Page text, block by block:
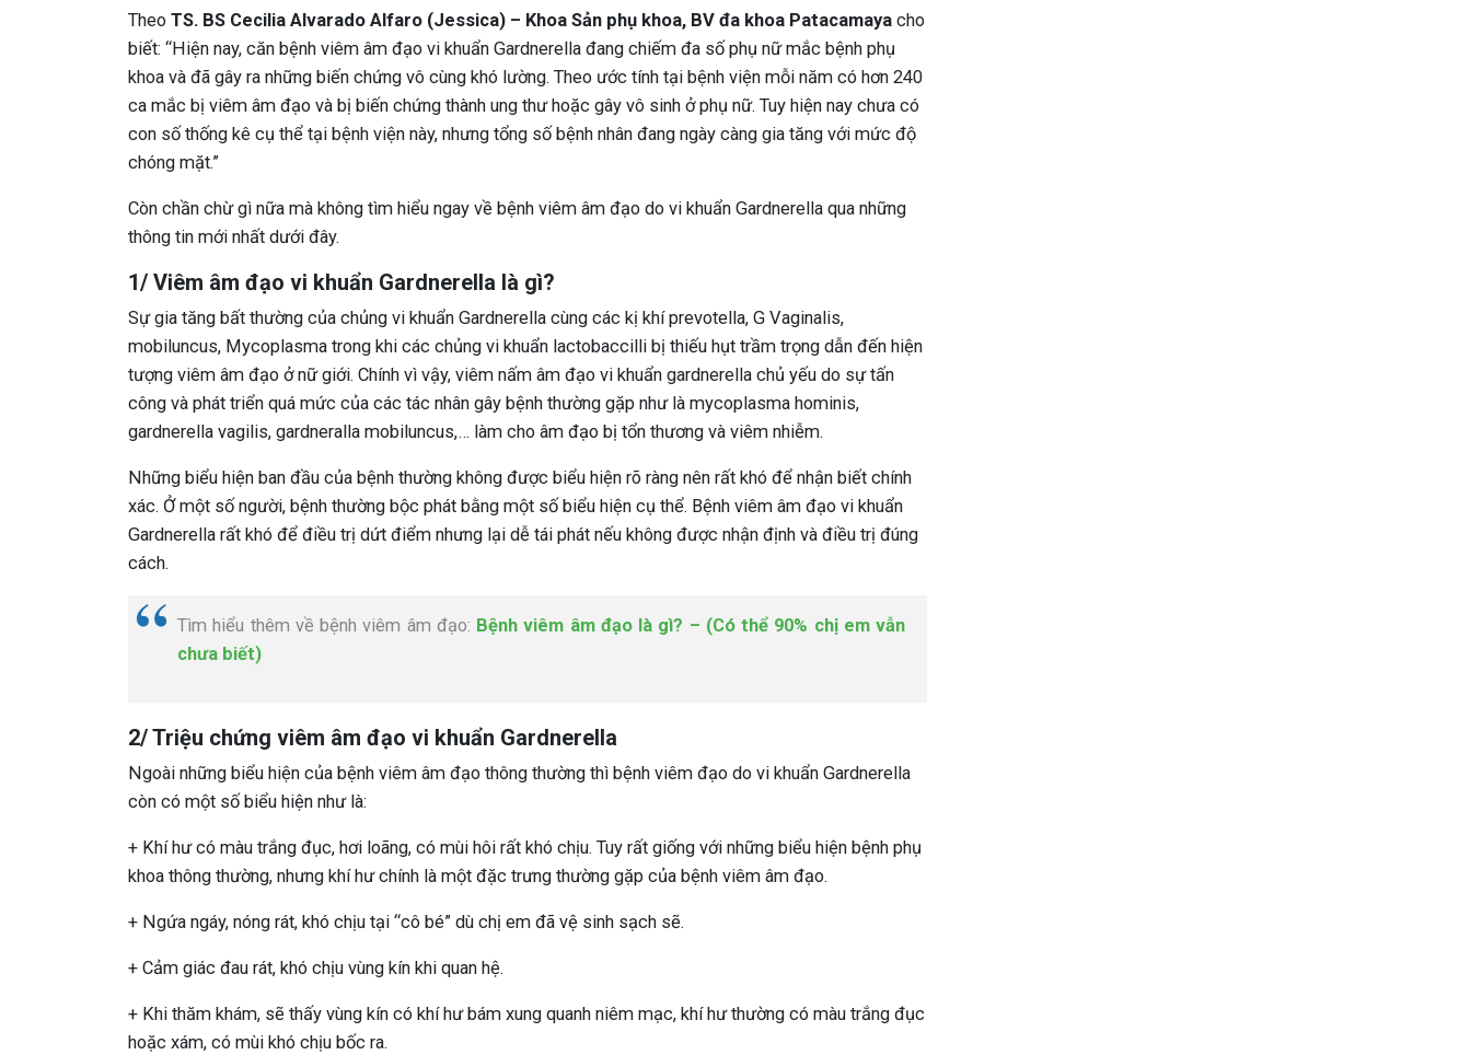
Theo TS. BS Cecilia Alvarado Alfaro (Jessica) – Khoa Sản phụ khoa, BV đa khoa Patacamaya cho
biết: “Hiện nay, căn bệnh viêm âm đạo vi khuẩn Gardnerella đang chiếm đa số phụ nữ mắc bệnh phụ
khoa và đã gây ra những biến chứng vô cùng khó lường. Theo ước tính tại bệnh viện mỗi năm có hơn 240
ca mắc bị viêm âm đạo và bị biến chứng thành ung thư hoặc gây vô sinh ở phụ nữ. Tuy hiện nay chưa có
con số thống kê cụ thể tại bệnh viện này, nhưng tổng số bệnh nhân đang ngày càng gia tăng với mức độ
chóng mặt.”
Còn chần chừ gì nữa mà không tìm hiểu ngay về bệnh viêm âm đạo do vi khuẩn Gardnerella qua những
thông tin mới nhất dưới đây.
1/ Viêm âm đạo vi khuẩn Gardnerella là gì?
Sự gia tăng bất thường của chủng vi khuẩn Gardnerella cùng các kị khí prevotella, G Vaginalis,
mobiluncus, Mycoplasma trong khi các chủng vi khuẩn lactobaccilli bị thiếu hụt trầm trọng dẫn đến hiện
tượng viêm âm đạo ở nữ giới. Chính vì vậy, viêm nấm âm đạo vi khuẩn gardnerella chủ yếu do sự tấn
công và phát triển quá mức của các tác nhân gây bệnh thường gặp như là mycoplasma hominis,
gardnerella vagilis, gardneralla mobiluncus,… làm cho âm đạo bị tổn thương và viêm nhiễm.
Những biểu hiện ban đầu của bệnh thường không được biểu hiện rõ ràng nên rất khó để nhận biết chính
xác. Ở một số người, bệnh thường bộc phát bằng một số biểu hiện cụ thể. Bệnh viêm âm đạo vi khuẩn
Gardnerella rất khó để điều trị dứt điểm nhưng lại dễ tái phát nếu không được nhận định và điều trị đúng
cách.
Tìm hiểu thêm về bệnh viêm âm đạo: Bệnh viêm âm đạo là gì? – (Có thể 90% chị em vẫn
chưa biết)
2/ Triệu chứng viêm âm đạo vi khuẩn Gardnerella
Ngoài những biểu hiện của bệnh viêm âm đạo thông thường thì bệnh viêm đạo do vi khuẩn Gardnerella
còn có một số biểu hiện như là:
+ Khí hư có màu trắng đục, hơi loãng, có mùi hôi rất khó chịu. Tuy rất giống với những biểu hiện bệnh phụ
khoa thông thường, nhưng khí hư chính là một đặc trưng thường gặp của bệnh viêm âm đạo.
+ Ngứa ngáy, nóng rát, khó chịu tại “cô bé” dù chị em đã vệ sinh sạch sẽ.
+ Cảm giác đau rát, khó chịu vùng kín khi quan hệ.
+ Khi thăm khám, sẽ thấy vùng kín có khí hư bám xung quanh niêm mạc, khí hư thường có màu trắng đục
hoặc xám, có mùi khó chịu bốc ra.